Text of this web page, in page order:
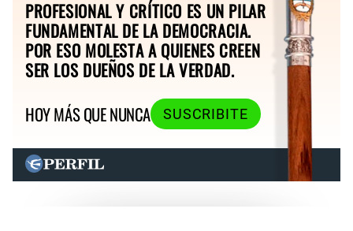
PROFESIONAL Y CRÍTICO ES UN PILAR
FUNDAMENTAL DE LA DEMOCRACIA.
POR ESO MOLESTA A QUIENES CREEN
SER LOS DUEÑOS DE LA VERDAD.
HOY MÁS QUE NUNCA
SUSCRIBITE